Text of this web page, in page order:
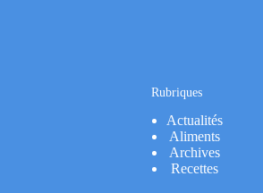
Rubriques
Actualités
Aliments
Archives
Recettes